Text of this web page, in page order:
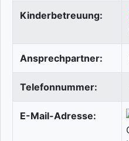
Kinderbetreuung:
Ansprechpartner:
Telefonnummer:
E-Mail-Adresse: